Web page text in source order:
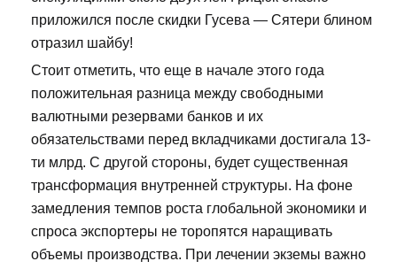
приложился после скидки Гусева — Сятери блином
отразил шайбу!
Стоит отметить, что еще в начале этого года
положительная разница между свободными
валютными резервами банков и их
обязательствами перед вкладчиками достигала 13-
ти млрд. С другой стороны, будет существенная
трансформация внутренней структуры. На фоне
замедления темпов роста глобальной экономики и
спроса экспортеры не торопятся наращивать
объемы производства. При лечении экземы важно